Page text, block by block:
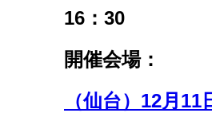
16：30
開催会場：
（仙台）12月